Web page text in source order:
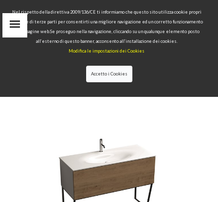
COLLECTIONS>THELMA & LOUISE
FLOOR-STANDING VANITY UNIT WITH OAK
Nel rispetto della direttiva 2009/136/CE ti informiamo che questo sito utilizza cookie propri
tecnici e di terze parti per consentirti una migliore navigazione ed un corretto funzionamento
delle pagine web.Se proseguo nella navigazione, cliccando su un qualunque elemento posto
all’esterno di questo banner, acconsento all’installazione dei cookies.
Modifica le impostazioni dei Cookies
Accetto i Cookies